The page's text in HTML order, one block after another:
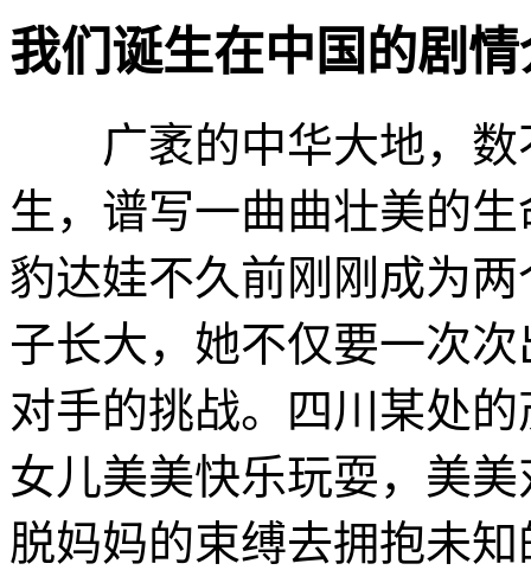
我们诞生在中国的剧情
广袤的中华大地，数
生，谱写一曲曲壮美的
豹达娃不久前刚刚成为
子长大，她不仅要一次
对手的挑战。四川某处
女儿美美快乐玩耍，美
脱妈妈的束缚去拥抱未